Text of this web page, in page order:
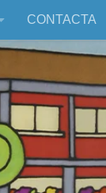
CONTACTA